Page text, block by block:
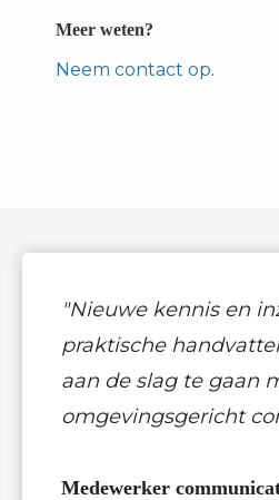
Meer weten?
Neem contact op.
"Nieuwe kennis en
praktische
aan de slag te gaan
omgevingsgericht
Medewerker